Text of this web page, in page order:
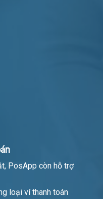
PosApp còn hỗ trợ
loại ví thanh toán